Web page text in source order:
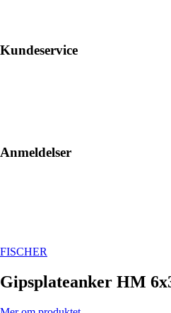
Kundeservice
Anmeldelser
FISCHER
Gipsplateanker HM